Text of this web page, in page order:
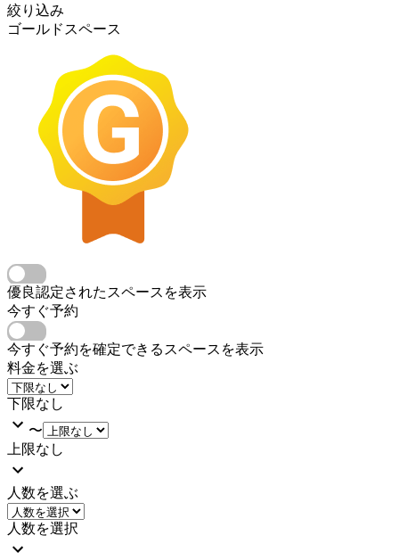
絞り込み
ゴールドスペース
優良認定されたスペースを表示
今すぐ予約
今すぐ予約を確定できるスペースを表示
料金を選ぶ
下限なし
〜
上限なし
人数を選ぶ
人数を選択